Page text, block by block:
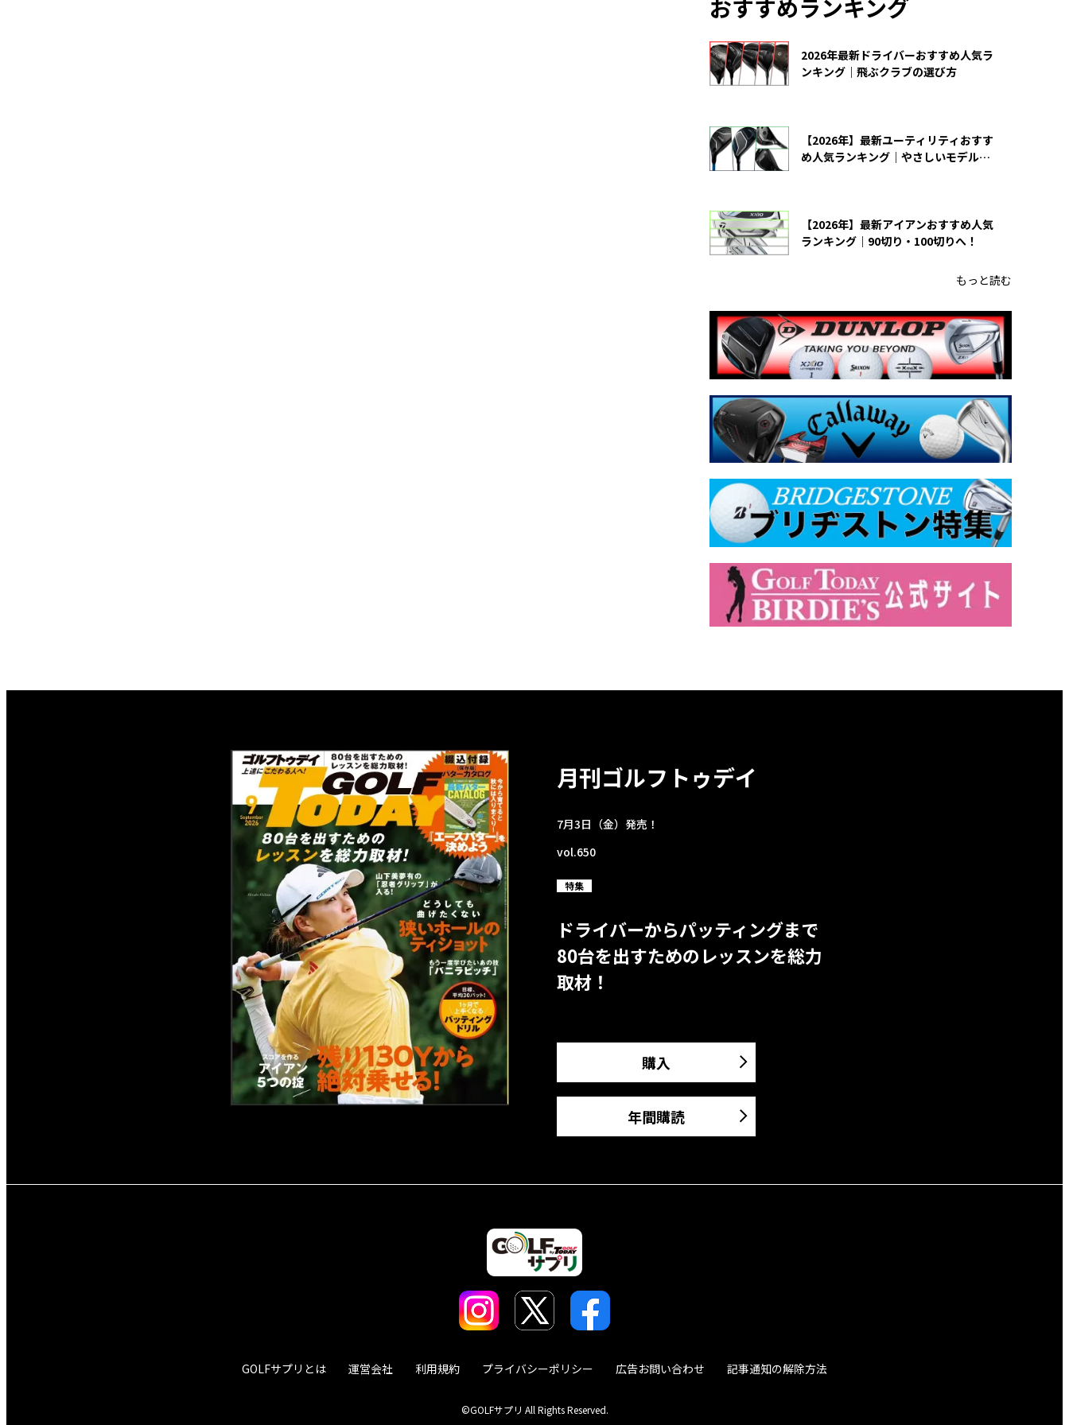
おすすめランキング
2026年最新ドライバーおすすめ人気ラ
ンキング｜飛ぶクラブの選び方
【2026年】最新ユーティリティおすす
め人気ランキング｜やさしいモデルの
【2026年】最新アイアンおすすめ人気
ランキング｜90切り・100切りへ！
もっと読む
月刊ゴルフトゥデイ
7月3日（金）発売！
vol.650
特集
ドライバーからパッティングまで
80台を出すためのレッスンを総力
取材！
購入
年間購読
GOLFサプリとは 運営会社 利用規約 プライバシーポリシー 広告お問い合わせ 記事通知の解除方法
©GOLFサプリ All Rights Reserved.